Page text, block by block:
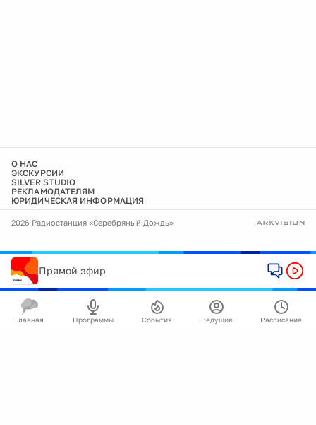
О НАС
ЭКСКУРСИИ
SILVER STUDIO
РЕКЛАМОДАТЕЛЯМ
ЮРИДИЧЕСКАЯ ИНФОРМАЦИЯ
2026 Радиостанция «Серебряный Дождь»
Прямой эфир
Главная Программы События Ведущие Расписание